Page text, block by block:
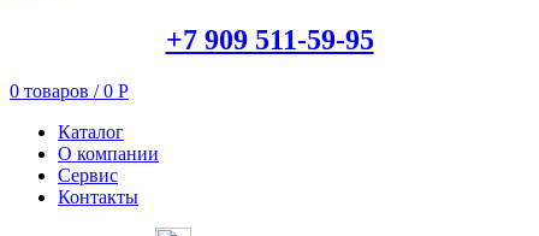
+7 909 511-59-95
0 товаров / 0 Р
Каталог
О компании
Сервис
Контакты